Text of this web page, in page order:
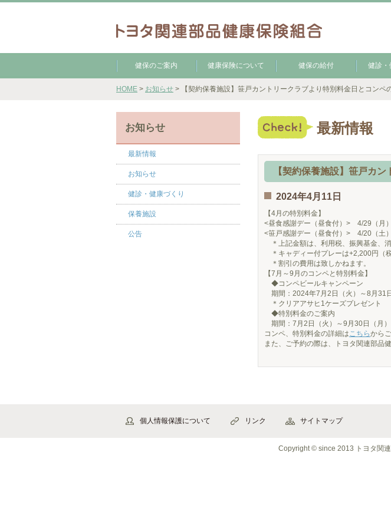
健保のご案内 健康保険について 健保の給付 健診・
HOME > お知らせ > 【契約保養施設】笹戸カントリークラブより特別料金日とコンペ
最新情報
【契約保養施設】笹戸カ
2024年4月11日
【4月の特別料金】
<昼食感謝デー（昼食付）> 4/29（月
<笹戸感謝デー（昼食付）> 4/20（土
＊上記金額は、利用税、振興基金、消
＊キャディー付プレーは+2,200円（税
＊割引の費用は致しかねます。
【7月～9月のコンペと特別料金】
◆コンペビールキャンペーン
期間：2024年7月2日（火）～8月31日
＊クリアアサヒ1ケーズプレゼント
◆特別料金のご案内
期間：7月2日（火）～9月30日（月）
コンペ、特別料金の詳細はこちらから
また、ご予約の際は、トヨタ関連部品
お知らせ
最新情報
お知らせ
健診・健康づくり
保養施設
公告
個人情報保護について リンク サイトマップ
Copyright © since 2013 トヨタ関